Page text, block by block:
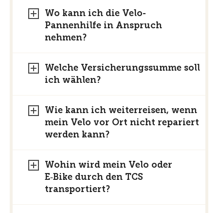
Wo kann ich die Velo-
Pannenhilfe in Anspruch
nehmen?
Welche Versicherungssumme soll
ich wählen?
Wie kann ich weiterreisen, wenn
mein Velo vor Ort nicht repariert
werden kann?
Wohin wird mein Velo oder
E‑Bike durch den TCS
transportiert?